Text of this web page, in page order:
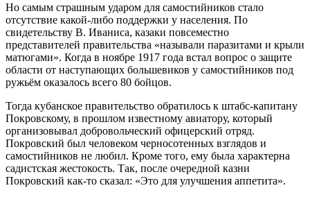
Но самым страшным ударом для самостийников стало
отсутствие какой-либо поддержки у населения. По
свидетельству В. Иваниса, казаки повсеместно
представителей правительства «называли паразитами и крыли
матюгами». Когда в ноябре 1917 года встал вопрос о защите
области от наступающих большевиков у самостийников под
ружьём оказалось всего 80 бойцов.
Тогда кубанское правительство обратилось к штабс-капитану
Покровскому, в прошлом известному авиатору, который
организовывал добровольческий офицерский отряд.
Покровский был человеком черносотенных взглядов и
самостийников не любил. Кроме того, ему была характерна
садистская жестокость. Так, после очередной казни
Покровский как-то сказал: «Это для улучшения аппетита».